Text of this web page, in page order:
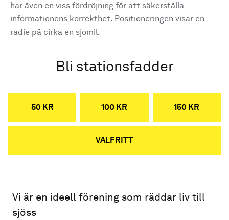
har även en viss fördröjning för att säkerställa
informationens korrekthet. Positioneringen visar en
radie på cirka en sjömil.
Bli stationsfadder
50 KR 100 KR 150 KR
VALFRITT
Vi är en ideell förening som räddar liv till
sjöss